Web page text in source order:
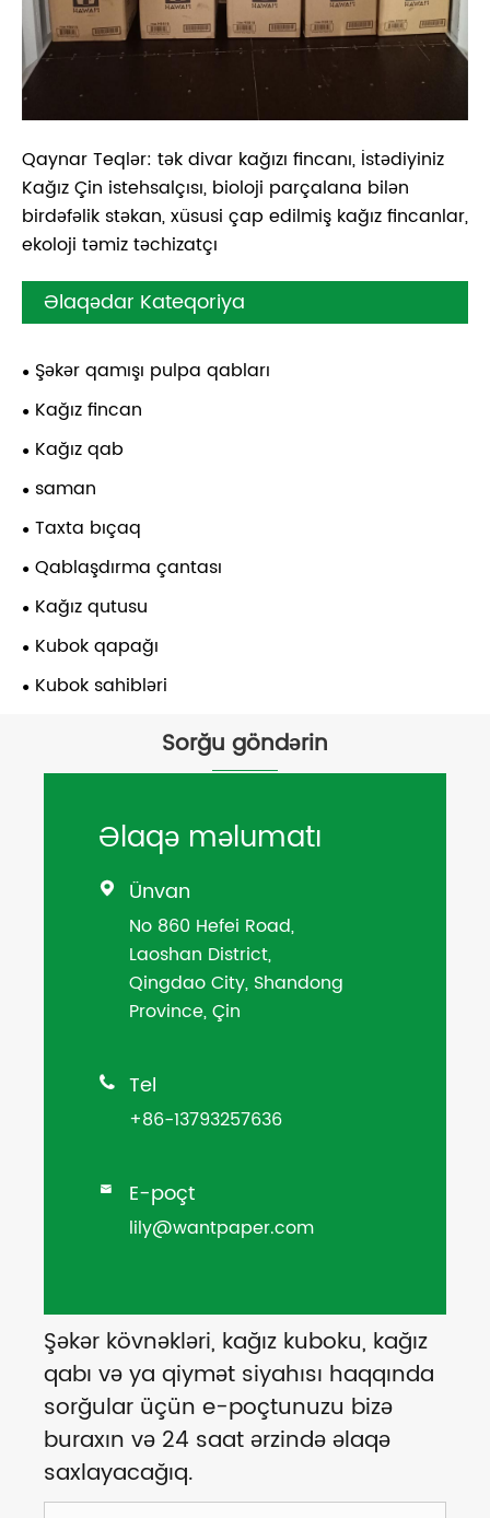
Qaynar Teqlər: tək divar kağızı fincanı, İstədiyiniz
Kağız Çin istehsalçısı, bioloji parçalana bilən
birdəfəlik stəkan, xüsusi çap edilmiş kağız fincanlar,
ekoloji təmiz təchizatçı
Əlaqədar Kateqoriya
Şəkər qamışı pulpa qabları
Kağız fincan
Kağız qab
saman
Taxta bıçaq
Qablaşdırma çantası
Kağız qutusu
Kubok qapağı
Kubok sahibləri
Sorğu göndərin
Əlaqə məlumatı
 Ünvan
No 860 Hefei Road,
Laoshan District,
Qingdao City, Shandong
Province, Çin
 Tel
+86-13793257636
 E-poçt
lily@wantpaper.com
Şəkər kövnəkləri, kağız kuboku, kağız
qabı və ya qiymət siyahısı haqqında
sorğular üçün e-poçtunuzu bizə
buraxın və 24 saat ərzində əlaqə
saxlayacağıq.